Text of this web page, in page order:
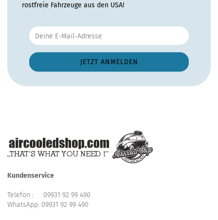
rostfreie Fahrzeuge aus den USA!
Kundenservice
Telefon : 09931 92 99 490
WhatsApp: 09931 92 99 490